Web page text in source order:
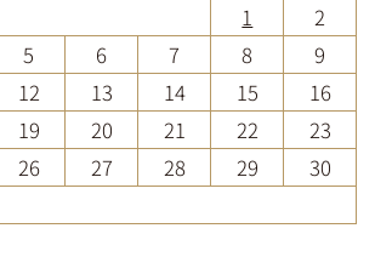
1
2
5 6 7 8
9
12 13 14 15
16
19 20 21 22
23
26 27 28 29
30